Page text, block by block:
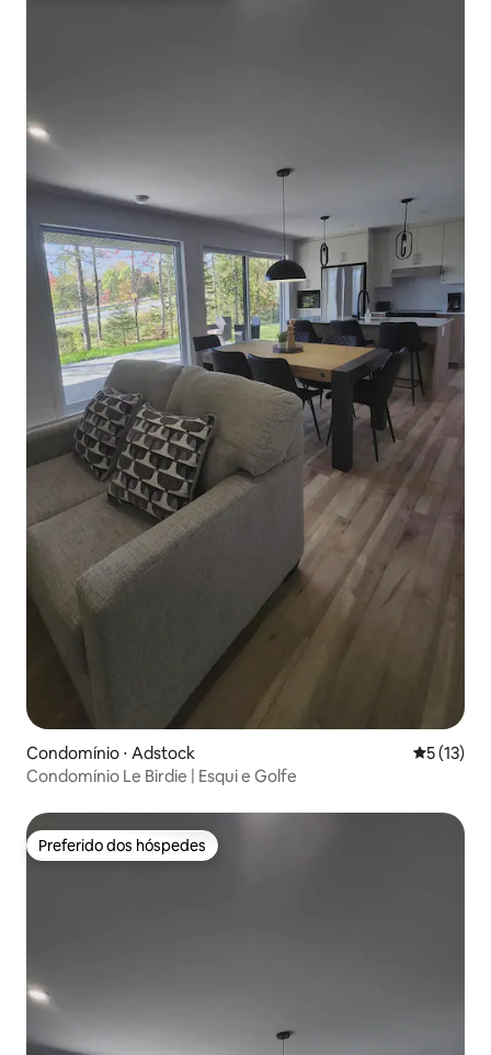
Condomínio ⋅ Adstock 5 de uma
5 (13)
Condomínio Le Birdie | Esqui e Golfe
Preferido dos hóspedes
Preferido dos hóspedes